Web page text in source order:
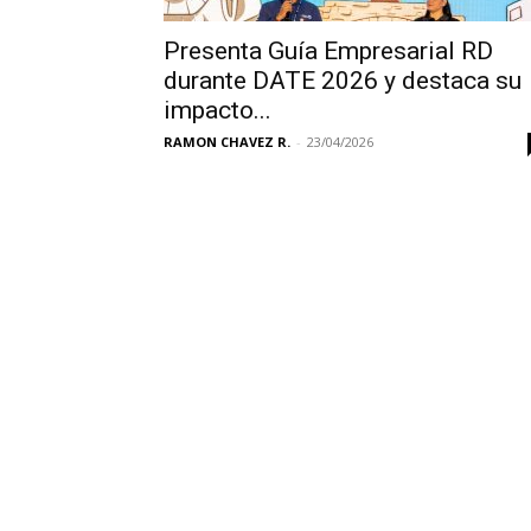
Presenta Guía Empresarial RD
durante DATE 2026 y destaca su
impacto...
RAMON CHAVEZ R. - 23/04/2026